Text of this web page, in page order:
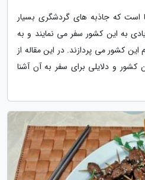
است که جاذبه های گردشگری بسیار
به این کشور سفر می نمایند و به
کشور می پردازند. در این مقاله از
کشور و دلایلی برای سفر به آن آشنا